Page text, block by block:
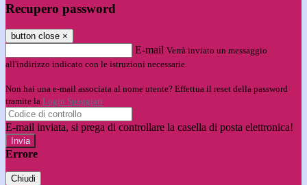
Recupero password
button close ×
E-mail Verrà inviato un messaggio
all'indirizzo indicato con le istruzioni necessarie.
Non hai una e-mail associata al nome utente? Effettua il reset della password
tramite la Login Spaggiari
E-mail inviata, si prega di controllare la casella di posta elettronica!
Errore
Chiudi